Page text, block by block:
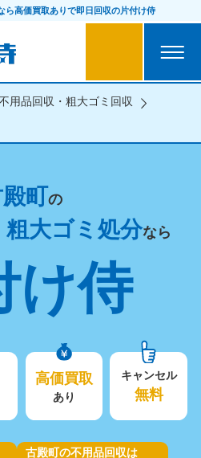
ら高価買取ありで即日回収の片付け侍
用品回収・粗大ゴミ回収
町の
大ゴミ処分なら
け侍
高価買取
あり
キャンセル
無料
古殿町の不用品回収は